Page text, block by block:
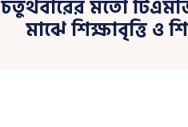
চতুর্থবারের মতো
মাঝে শিক্ষাবৃত্তি ও